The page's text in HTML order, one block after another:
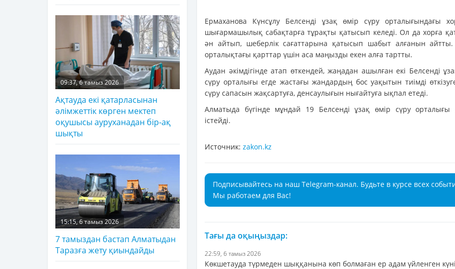
Ермаханова Күнсұлу Белсенді ұзақ өмір сүру орталығындағы
шығармашылық сабақтарға тұрақты қатысып келеді. Ол да хорға
ән айтып, шеберлік сағаттарына қатысып шабыт алғанын
орталықтағы қарттар үшін аса маңызды екен алға тартты.
Аудан әкімдігінде атап өткендей, жаңадан ашылған екі Белсенді
сүру орталығы егде жастағы жандардың бос уақытын тиімді
сүру сапасын жақсартуға, денсаулығын нығайтуға ықпал етеді.
Алматыда бүгінде мұндай 19 Белсенді ұзақ өмір сүру орталығы
істейді.
Источник: zakon.kz
Подписывайтесь на наш Telegram-канал. Будьте в курсе всех
Мы работаем для Вас!
Тағы да оқыңыздар:
22:59, 6 тамыз 2026
Көкшетауда түрмеден шыққанына көп болмаған ер адам үйленген күні
09:37, 6 тамыз 2026
Ақтауда екі қатарласынан
әлімжеттік көрген мектеп
оқушысы ауруханадан бір-ақ
шықты
15:15, 6 тамыз 2026
7 тамыздан бастап Алматыдан
Таразға жету қиындайды